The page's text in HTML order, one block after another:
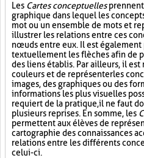
Les Cartes conceptuellesprennent
graphique dans lequel les
mot ou un ensemble de mots et
illustrer les relations entre ces
nœuds entre eux. Il est également
textuellement les flèches afin de
des liens établis. Par ailleurs, il
couleurs et de représenter les
images, des graphiques ou des
informations les plus visuelles
requiert de la pratique, il ne faut
plusieurs reprises. En somme, les
permettent aux élèves de
cartographie des connaissances
relations entre les différents
celui-ci.